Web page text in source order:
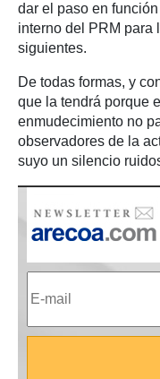
dar el paso en
interno del PRM para
siguientes.
De todas formas, y
que la tendrá porque
enmudecimiento no
observadores de la
suyo un silencio